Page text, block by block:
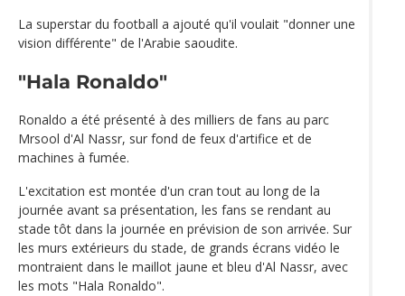
La superstar du football a ajouté qu'il voulait "donner une
vision différente" de l'Arabie saoudite.
"Hala Ronaldo"
Ronaldo a été présenté à des milliers de fans au parc
Mrsool d'Al Nassr, sur fond de feux d'artifice et de
machines à fumée.
L'excitation est montée d'un cran tout au long de la
journée avant sa présentation, les fans se rendant au
stade tôt dans la journée en prévision de son arrivée. Sur
les murs extérieurs du stade, de grands écrans vidéo le
montraient dans le maillot jaune et bleu d'Al Nassr, avec
les mots "Hala Ronaldo".